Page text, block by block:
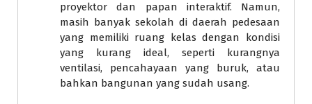
proyektor dan papan interaktif. Namun,
masih banyak sekolah di daerah pedesaan
yang memiliki ruang kelas dengan kondisi
yang kurang ideal, seperti kurangnya
ventilasi, pencahayaan yang buruk, atau
bahkan bangunan yang sudah usang.